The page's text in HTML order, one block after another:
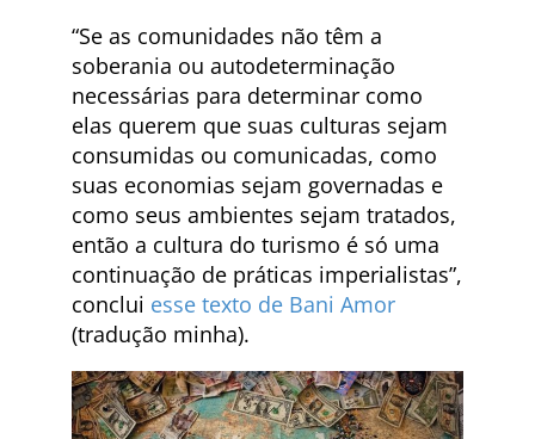
“Se as comunidades não têm a
soberania ou autodeterminação
necessárias para determinar como
elas querem que suas culturas sejam
consumidas ou comunicadas, como
suas economias sejam governadas e
como seus ambientes sejam tratados,
então a cultura do turismo é só uma
continuação de práticas imperialistas”,
conclui esse texto de Bani Amor
(tradução minha).